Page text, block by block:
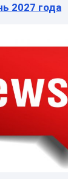
2027 года